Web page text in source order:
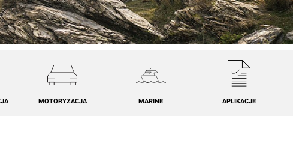
MOTORYZACJA MARINE APLIKACJE